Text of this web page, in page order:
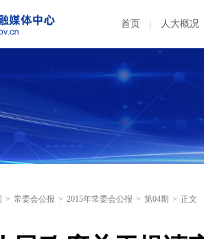
首页 人大概况
> 常委会公报 > 2015年常委会公报 > 第04期 > 正文